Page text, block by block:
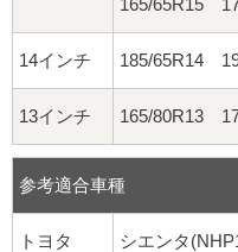
14インチ 185/65R14
13インチ 165/80R13
参考適合車種
トヨタ
シエンタ